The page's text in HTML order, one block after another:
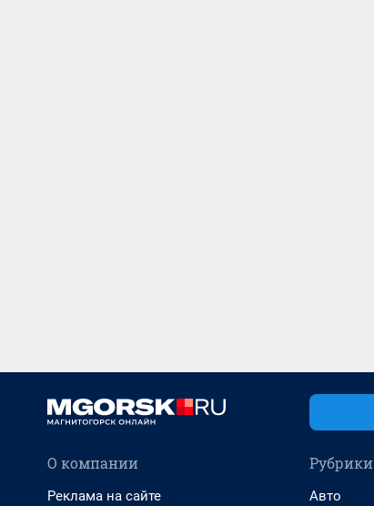
О компании
Реклама на сайте
Рубрики
Авто